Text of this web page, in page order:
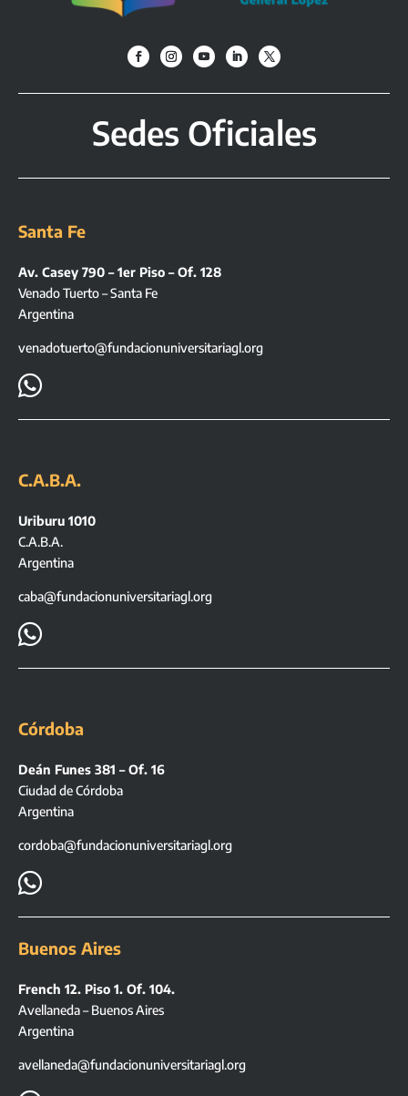
Sedes Oficiales
Santa Fe
Av. Casey 790 – 1er Piso – Of. 128
Venado Tuerto – Santa Fe
Argentina
venadotuerto@fundacionuniversitariagl.org

C.A.B.A.
Uriburu 1010
C.A.B.A.
Argentina
caba@fundacionuniversitariagl.org

Córdoba
Deán Funes 381 – Of. 16
Ciudad de Córdoba
Argentina
cordoba@fundacionuniversitariagl.org

Buenos Aires
French 12. Piso 1. Of. 104.
Avellaneda – Buenos Aires
Argentina
avellaneda@fundacionuniversitariagl.org